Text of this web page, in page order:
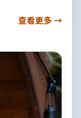
查看更多 →